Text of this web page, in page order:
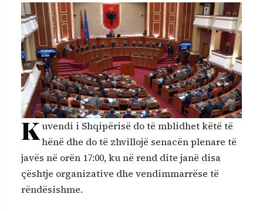
Kuvendi i Shqipërisë do të mblidhet këtë të
hënë dhe do të zhvillojë senacën plenare të
javës në orën 17:00, ku në rend dite janë disa
çështje organizative dhe vendimmarrëse të
rëndësishme.